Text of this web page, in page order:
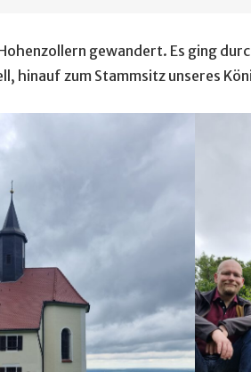
gewandert. Es ging
hinauf zum Stammsitz unseres